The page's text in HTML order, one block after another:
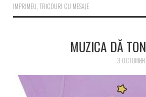
IMPRIMEU, TRICOURI CU MESAJE
MUZICA DĂ
3